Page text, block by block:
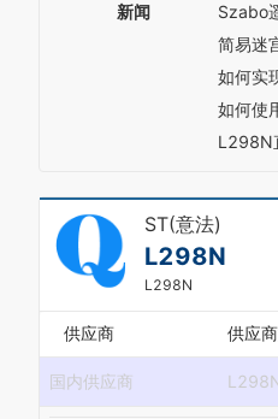
新闻
Szabo
简易迷
如何实
如何使
L298N
ST(意法)
L298N
L298N
供应商 供应
国内供应商